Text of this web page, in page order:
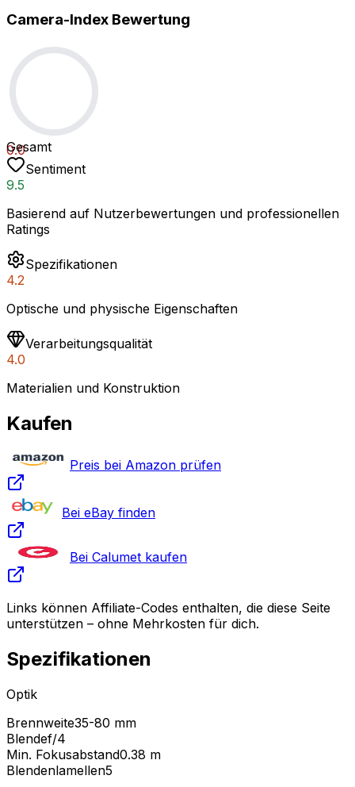
Camera-Index Bewertung
0.0
Gesamt
Sentiment
9.5
Basierend auf Nutzerbewertungen und professionellen
Ratings
Spezifikationen
4.2
Optische und physische Eigenschaften
Verarbeitungsqualität
4.0
Materialien und Konstruktion
Kaufen
Preis bei Amazon prüfen
Bei eBay finden
Bei Calumet kaufen
Links können Affiliate-Codes enthalten, die diese Seite
unterstützen – ohne Mehrkosten für dich.
Spezifikationen
Optik
Brennweite35-80 mm
Blendef/4
Min. Fokusabstand0.38 m
Blendenlamellen5